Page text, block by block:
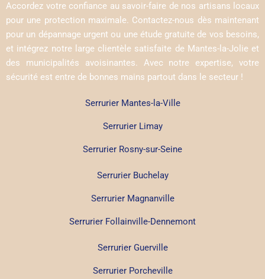
Accordez votre confiance au savoir-faire de nos artisans locaux
pour une protection maximale. Contactez-nous dès maintenant
pour un dépannage urgent ou une étude gratuite de vos besoins,
et intégrez notre large clientèle satisfaite de Mantes-la-Jolie et
des municipalités avoisinantes. Avec notre expertise, votre
sécurité est entre de bonnes mains partout dans le secteur !
Serrurier Mantes-la-Ville
Serrurier Limay
Serrurier Rosny-sur-Seine
Serrurier Buchelay
Serrurier Magnanville
Serrurier Follainville-Dennemont
Serrurier Guerville
Serrurier Porcheville